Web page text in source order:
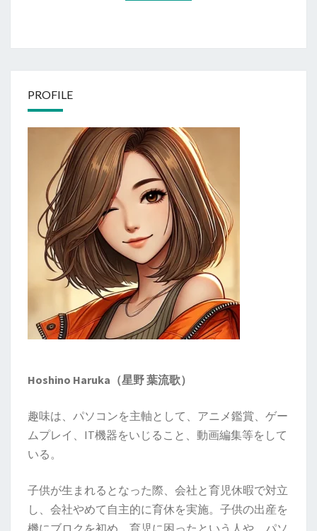
PROFILE
Hoshino Haruka（星野 葉流歌）
趣味は、パソコンを主軸として、アニメ鑑賞、ゲー
ムプレイ、IT機器をいじること、動画編集等をして
いる。
子供が生まれるとなった際、会社と育児休暇で対立
し、会社やめて自主的に育休を実施。子供の出産を
機にブロクを初め、育児に困ったという人や、パソ